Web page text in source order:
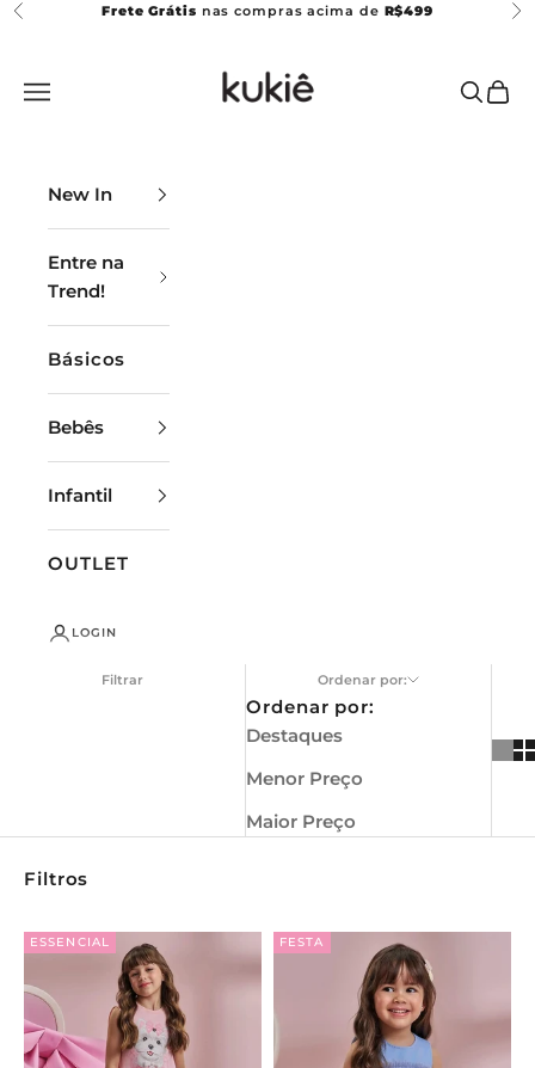
Pular para o conteúdo
Anterior Frete Grátis nas compras acima de R$499
Abrir menu de navegação
Abrir
New In
Entre na
Trend!
Básicos
Bebês
Infantil
OUTLET
LOGIN
Filtrar Ordenar por:
Ordenar por:
Destaques
Menor Preço
Maior Preço
Filtros
ESSENCIAL FESTA